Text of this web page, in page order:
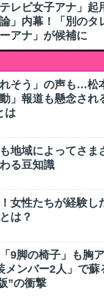
レビ女子アナ」起
」内幕！「別のタ
アナ」が候補に
れそう」の声も…松
」報道も懸念され
は
地域によってさま
る豆知識
女性たちが経験し
は？
9脚の椅子」も胸
メンバー2人」で蘇
”の衝撃